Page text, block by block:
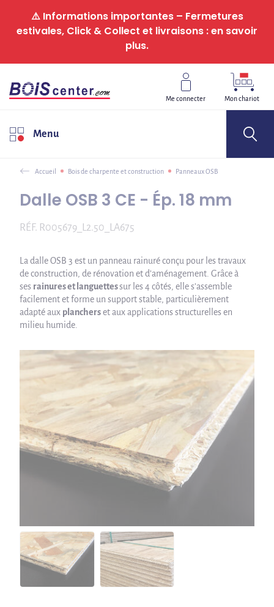
⚠️ Informations importantes – Fermetures
estivales, Click & Collect et livraisons : en savoir
plus.
Me connecter Mon chariot
Menu
Accueil Bois de charpente et construction Panneaux OSB
Dalle OSB 3 CE - Ép. 18 mm
RÉF. R005679_L2.50_LA675
La dalle OSB 3 est un panneau rainuré conçu pour les travaux
de construction, de rénovation et d’aménagement. Grâce à
ses rainures et languettessur les 4 côtés, elle s’assemble
facilement et forme un support stable, particulièrement
adapté aux plancherset aux applications structurelles en
milieu humide.